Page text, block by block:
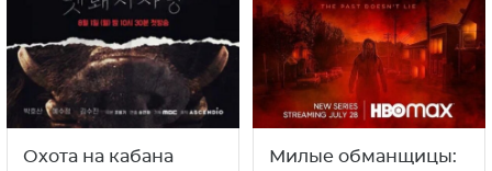
Охота на кабана
Милые обманщицы: